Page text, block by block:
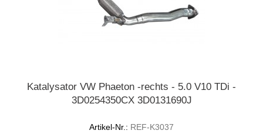
Katalysator VW Phaeton -rechts - 5.0 V10 TDi -
3D0254350CX 3D0131690J
Artikel-Nr.: REF-K3037